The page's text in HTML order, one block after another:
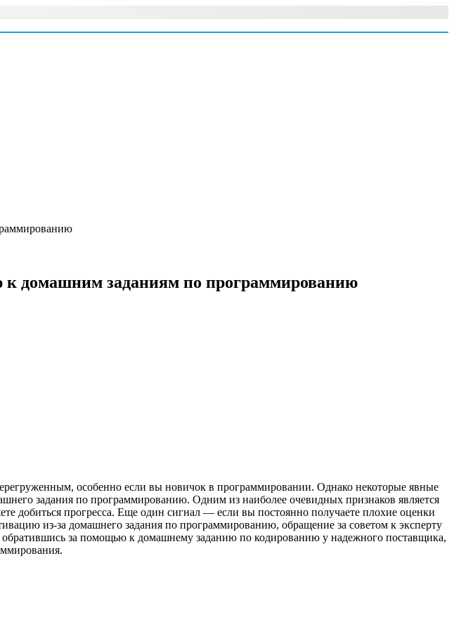
к домашним заданиям по программированию
особенно если вы новичок в программировании. Однако некоторые явные
задания по программированию. Одним из наиболее очевидных признаков является
добиться прогресса. Еще один сигнал — если вы постоянно получаете плохие оценки
из-за домашнего задания по программированию, обращение за советом к эксперту
за помощью к домашнему заданию по кодированию у надежного поставщика,